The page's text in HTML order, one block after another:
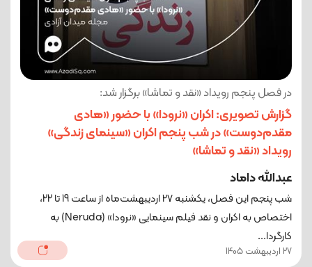
در فصل پنجم رویداد «نقد و تماشا» برگزار شد:
گزارش تصویری: اکران «نرودا» با حضور «هادی
مقدم‌دوست» در شب پنجم اکران «سینمای زندگی»
رویداد «نقد و تماشا»
عبدالله داماد
شب پنجم این فصل، یکشنبه ۲۷ اردیبهشت‌ماه از ساعت 19 تا 22،
اختصاص به اکران و نقد فیلم سینمایی «نرودا» (Neruda) به
کارگردا...
27 اردیبهشت 1405